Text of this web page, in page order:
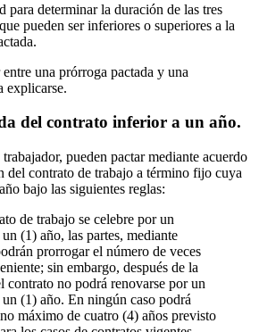
para determinar la duración de las tres
pueden ser inferiores o superiores a la
una prórroga pactada y una
explicarse.
del contrato inferior a un año.
pueden pactar mediante acuerdo
del contrato de trabajo a término fijo cuya
bajo las siguientes reglas:
de trabajo se celebre por un
(1) año, las partes, mediante
prorrogar el número de veces
sin embargo, después de la
contrato no podrá renovarse por un
(1) año. En ningún caso podrá
máximo de cuatro (4) años previsto